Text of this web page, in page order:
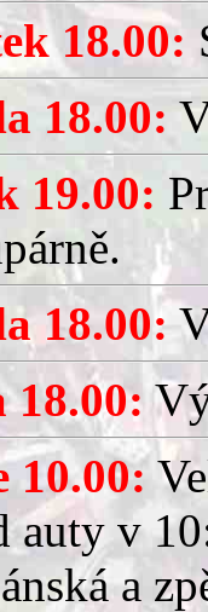
18.00:
18.00:
19.00:
18.00:
18.00:
10.00:
v
a